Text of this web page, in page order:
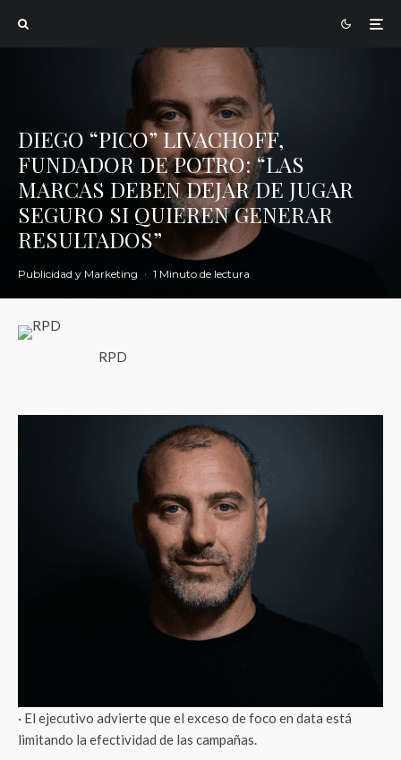
DIEGO “PICO” LIVACHOFF,
FUNDADOR DE POTRO: “LAS
MARCAS DEBEN DEJAR DE JUGAR
SEGURO SI QUIEREN GENERAR
RESULTADOS”
Publicidad y Marketing · 1 Minuto de lectura
RPD
· El ejecutivo advierte que el exceso de foco en data está
limitando la efectividad de las campañas.